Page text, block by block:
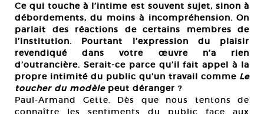
Ce qui touche à l’intime est souvent sujet, sinon à
débordements, du moins à incompréhension. On
parlait des réactions de certains membres de
l’institution. Pourtant l’expression du plaisir
revendiqué dans votre œuvre n’a rien
d’outrancière. Serait-ce parce qu’il fait appel à la
propre intimité du public qu’un travail comme Le
toucher du modèlepeut déranger ?
Paul-Armand Gette. Dès que nous tentons de